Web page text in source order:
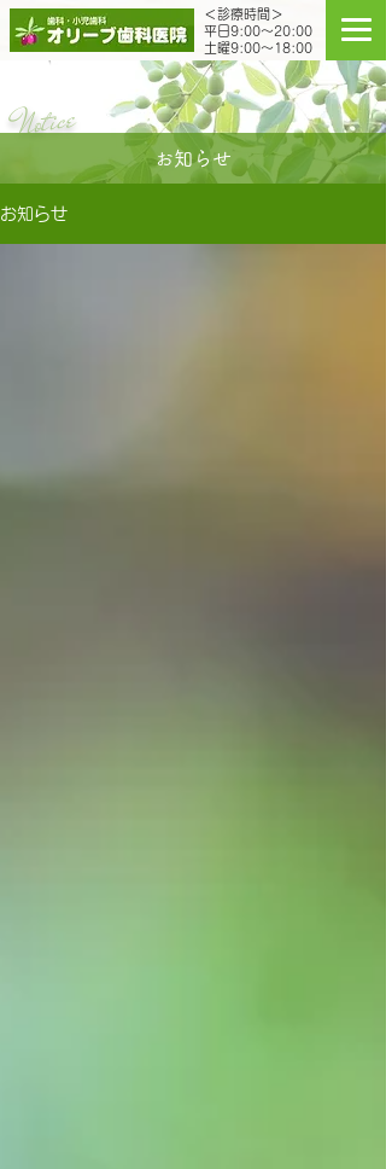
＜診療時間＞
平日9:00～20:00
土曜9:00～18:00
Notice
お知らせ
お知らせ